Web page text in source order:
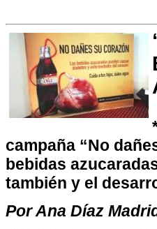
campaña “No
bebidas
también y el
Por Ana Díaz